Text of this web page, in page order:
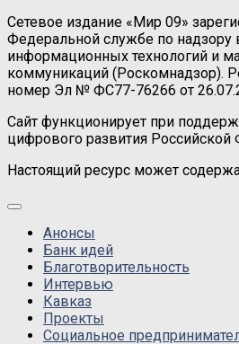
Сетевое издание «Мир 09»
Федеральной службе по надзору
информационных технологий и
коммуникаций (Роскомнадзор).
номер Эл № ФС77-76266 от
Сайт функционирует при
цифрового развития
Настоящий ресурс может
Анонсы
Банк идей
Благотворительность
Интервью
Кавказ
Проекты
Социальное